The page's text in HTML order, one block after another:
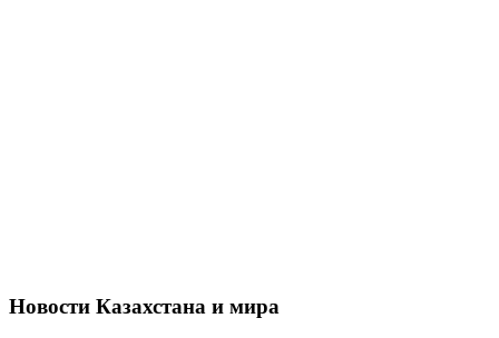
Новости Казахстана и мира